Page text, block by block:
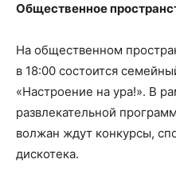
Общественное
На общественном
в 18:00 состоится
«Настроение на ура!». В
развлекательной
волжан ждут конкурсы,
дискотека.